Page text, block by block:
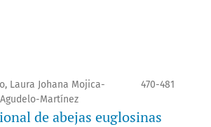
Laura Johana Mojica-
Martínez
470-481
de abejas euglosinas